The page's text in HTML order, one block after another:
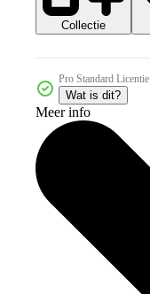
Collectie
Pro Standard Licentie
Wat is dit?
Meer info